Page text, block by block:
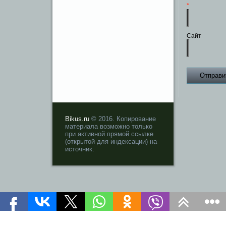
*
Сайт
Bikus.ru © 2016. Копирование
материала возможно только
при активной прямой ссылке
(открытой для индексации) на
источник.